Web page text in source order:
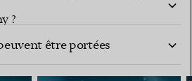
?
collection de joaillerie
être portées